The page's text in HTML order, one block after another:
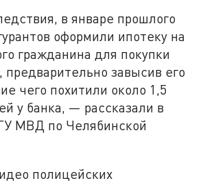
в январе прошлого
оформили ипотеку на
гражданина для покупки
завысив его
чего похитили около 1,5
у банка, — рассказали в
МВД по Челябинской
полицейских